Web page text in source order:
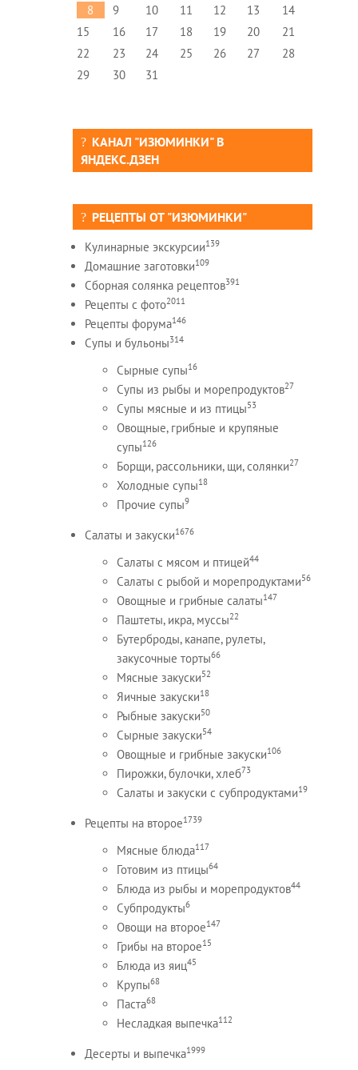
8 9 10 11 12 13
14
15
16 17 18 19 20
21
22
23 24 25 26 27
28
29
30 31
КАНАЛ "ИЗЮМИНКИ" В
ЯНДЕКС.ДЗЕН
РЕЦЕПТЫ ОТ "ИЗЮМИНКИ"
Кулинарные экскурсии139
Домашние заготовки109
Сборная солянка рецептов391
Рецепты c фото2011
Рецепты форума146
Супы и бульоны314
Сырные супы16
Супы из рыбы и морепродуктов27
Супы мясные и из птицы53
Овощные, грибные и крупяные
супы126
Борщи, рассольники, щи, солянки27
Холодные супы18
Прочие супы9
Салаты и закуски1676
Салаты с мясом и птицей44
Салаты с рыбой и морепродуктами56
Овощные и грибные салаты147
Паштеты, икра, муссы22
Бутерброды, канапе, рулеты,
закусочные торты66
Мясные закуски52
Яичные закуски18
Рыбные закуски50
Сырные закуски54
Овощные и грибные закуски106
Пирожки, булочки, хлеб73
Салаты и закуски с субпродуктами19
Рецепты на второе1739
Мясные блюда117
Готовим из птицы64
Блюда из рыбы и морепродуктов44
Субпродукты6
Овощи на второе147
Грибы на второе15
Блюда из яиц45
Крупы68
Паста68
Несладкая выпечка112
Десерты и выпечка1999